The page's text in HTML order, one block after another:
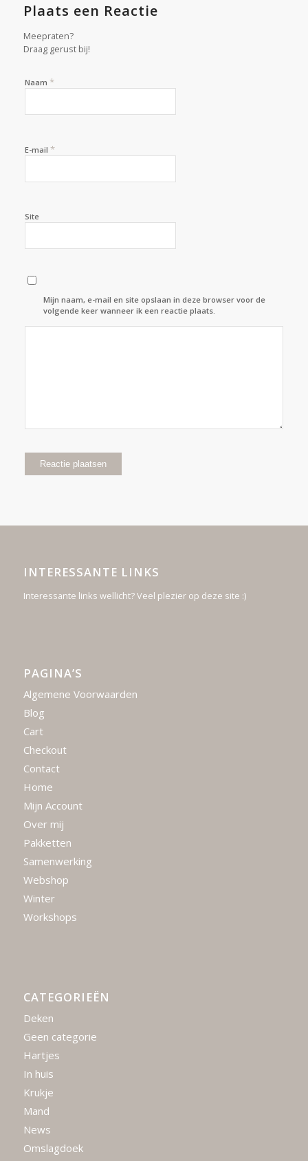
Plaats een Reactie
Meepraten?
Draag gerust bij!
Naam *
E-mail *
Site
Mijn naam, e-mail en site opslaan in deze browser voor de
volgende keer wanneer ik een reactie plaats.
INTERESSANTE LINKS
Interessante links wellicht? Veel plezier op deze site :)
PAGINA’S
Algemene Voorwaarden
Blog
Cart
Checkout
Contact
Home
Mijn Account
Over mij
Pakketten
Samenwerking
Webshop
Winter
Workshops
CATEGORIEËN
Deken
Geen categorie
Hartjes
In huis
Krukje
Mand
News
Omslagdoek